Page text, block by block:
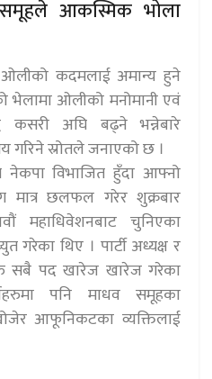
आकस्मिक भोला
ओलीको कदमलाई अमान्य हुने
ओलीको मनोमानी एवं
कसरी अघि बढ्ने भन्नेबारे
स्रोतले जनाएको छ ।
विभाजित हुँदा आफ्नो
मात्र छलफल गरेर शुक्रबार
महाधिवेशनबाट चुनिएका
गरेका थिए । पार्टी अध्यक्ष र
सबै पद खारेज खारेज गरेका
पनि माधव समूहका
आफूनिकटका व्यक्तिलाई